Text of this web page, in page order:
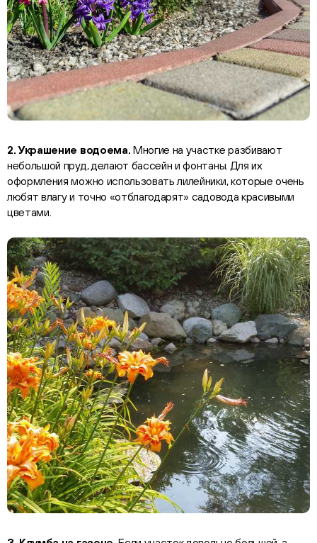
2. Украшение водоема. Многие на участке разбивают
небольшой пруд, делают бассейн и фонтаны. Для их
оформления можно использовать лилейники, которые очень
любят влагу и точно «отблагодарят» садовода красивыми
цветами.